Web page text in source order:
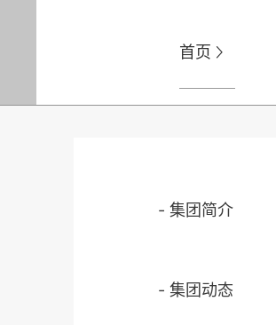
首页 
-集团简介
-集团动态